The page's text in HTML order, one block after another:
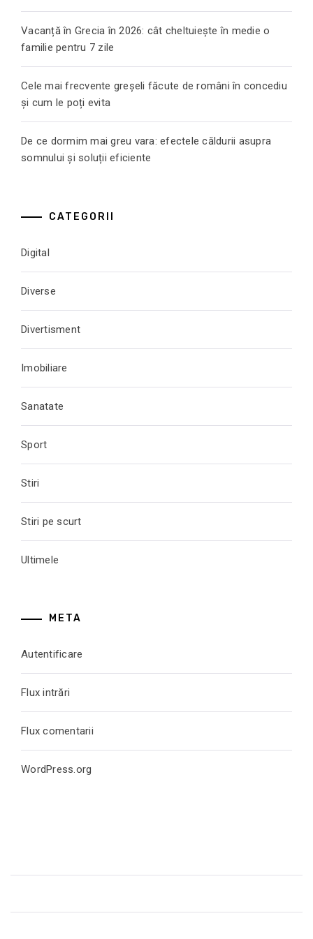
Vacanță în Grecia în 2026: cât cheltuiește în medie o
familie pentru 7 zile
Cele mai frecvente greșeli făcute de români în concediu
și cum le poți evita
De ce dormim mai greu vara: efectele căldurii asupra
somnului și soluții eficiente
CATEGORII
Digital
Diverse
Divertisment
Imobiliare
Sanatate
Sport
Stiri
Stiri pe scurt
Ultimele
META
Autentificare
Flux intrări
Flux comentarii
WordPress.org